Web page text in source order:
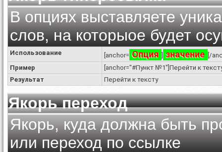
В опциях выставляете
слов, на которыое будет
Использование [anchor= Опция значение [/
Пример
[anchor="#Пункт №1"]Перейти к
Результат
Перейти к тексту
Якорь переход
Якорь, куда должна быть
или переход по ссылке